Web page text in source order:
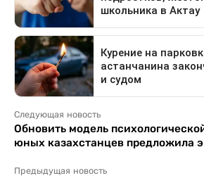
Следующая новость
Обновить модель
юных казахстанцев предложила
Предыдущая новость